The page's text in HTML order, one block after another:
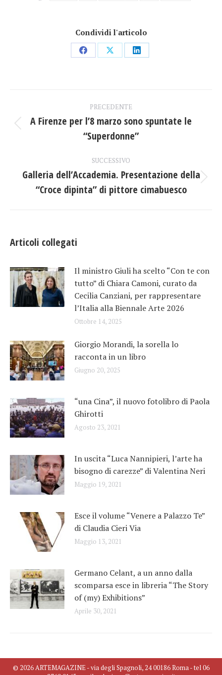
Condividi l'articolo
CondividiCondividiCondividi
tra
post
PRECEDENTE
Post
precedente:
A Firenze per l’8 marzo sono spuntate le
“Superdonne”
SUCCESSIVO
Prossimo
post:
Galleria dell’Accademia. Presentazione della
“Croce dipinta” di pittore cimabuesco
Articoli collegati
Il ministro Giuli ha scelto “Con te con
tutto” di Chiara Camoni, curato da
Cecilia Canziani, per rappresentare
l’Italia alla Biennale Arte 2026
Ottobre 14, 2025
Giorgio Morandi, la sorella lo
racconta in un libro
Giugno 20, 2025
“una Cina”, il nuovo fotolibro di Paola
Ghirotti
Agosto 23, 2021
In uscita “Luca Nannipieri, l’arte ha
bisogno di carezze” di Valentina Neri
Maggio 19, 2021
Esce il volume “Venere a Palazzo Te”
di Claudia Cieri Via
Maggio 13, 2021
Germano Celant, a un anno dalla
scomparsa esce in libreria “The Story
of (my) Exhibitions”
Aprile 30, 2021
© 2026 ARTEMAGAZINE - via degli Spagnoli, 24 00186 Roma - tel 06